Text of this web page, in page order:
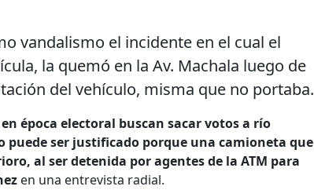
vandalismo el incidente en el cual el
la quemó en la Av. Machala luego de
del vehículo, misma que no portaba.
época electoral buscan sacar votos a río
ser justificado porque una camioneta que
al ser detenida por agentes de la ATM para
en una entrevista radial.